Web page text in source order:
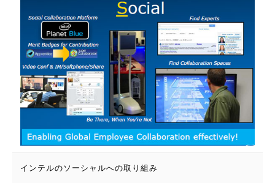
インテルのソーシャルへの取り組み